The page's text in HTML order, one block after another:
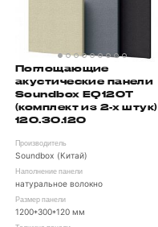
Поглощающие
акустические панели
Soundbox EQ120T
(комплект из 2-х штук)
120.30.120
Производитель
Soundbox (Китай)
Наполнение панели
натуральное волокно
Размер панели
1200*300*120 мм